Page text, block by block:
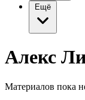
Ещё
Алекс
Материалов пока